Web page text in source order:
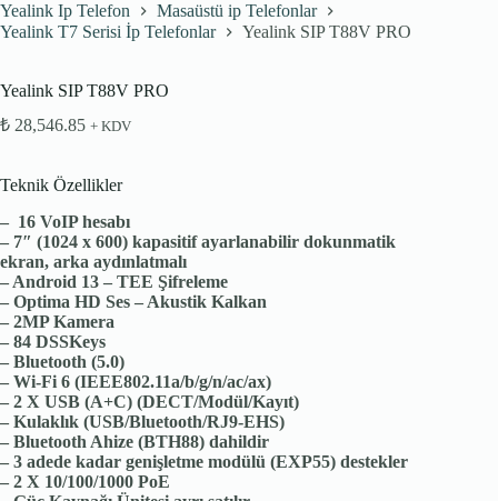
Yealink Ip Telefon
Masaüstü ip Telefonlar
Yealink T7 Serisi İp Telefonlar
Yealink SIP T88V PRO
Yealink SIP T88V PRO
₺ 28,546.85 + KDV
Teknik Özellikler
– 16 VoIP hesabı
– 7″ (1024 x 600) kapasitif ayarlanabilir dokunmatik
ekran, arka aydınlatmalı
– Android 13 – TEE Şifreleme
– Optima HD Ses – Akustik Kalkan
– 2MP Kamera
– 84 DSSKeys
– Bluetooth (5.0)
– Wi-Fi 6 (IEEE802.11a/b/g/n/ac/ax)
– 2 X USB (A+C) (DECT/Modül/Kayıt)
– Kulaklık (USB/Bluetooth/RJ9-EHS)
– Bluetooth Ahize (BTH88) dahildir
– 3 adede kadar genişletme modülü (EXP55) destekler
– 2 X 10/100/1000 PoE